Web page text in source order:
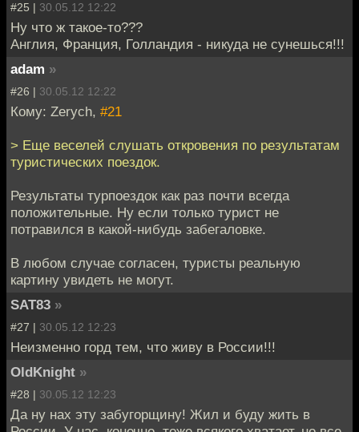
#25 | 30.05.12 12:22
Ну что ж такое-то???
Англия, Франция, Голландия - никуда не сунешься!!!
adam »
#26 | 30.05.12 12:22
Кому: Zerych, #21
> Еще веселей слушать откровения по результатам
туристических поездок.
Результаты турпоездок как раз почти всегда
положительные. Ну если только турист не
потравился в какой-нибудь забегаловке.
В любом случае согласен, туристы реальную
картину увидеть не могут.
SAT83 »
#27 | 30.05.12 12:23
Неизменно горд тем, что живу в России!!!
OldKnight »
#28 | 30.05.12 12:23
Да ну нах эту забугорщину! Жил и буду жить в